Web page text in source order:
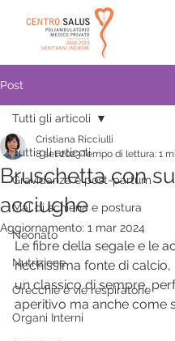
Post
Tutti gli articoli
Gravidanza e post-partum
Mal di schiena e postura
Neonato
Nutrizione
Orecchie e vie respiratorie
Organi Interni
Tutti gli articoli
Bruschetta con
acciughe
Cristiana Ricciulli
8 set 2023Tempo di lettura: 1
Aggiornamento: 1 mar 2024
Le fibre della segale e le
ricchissima fonte di calcio,
un classico di sempre,
aperitivo ma anche come